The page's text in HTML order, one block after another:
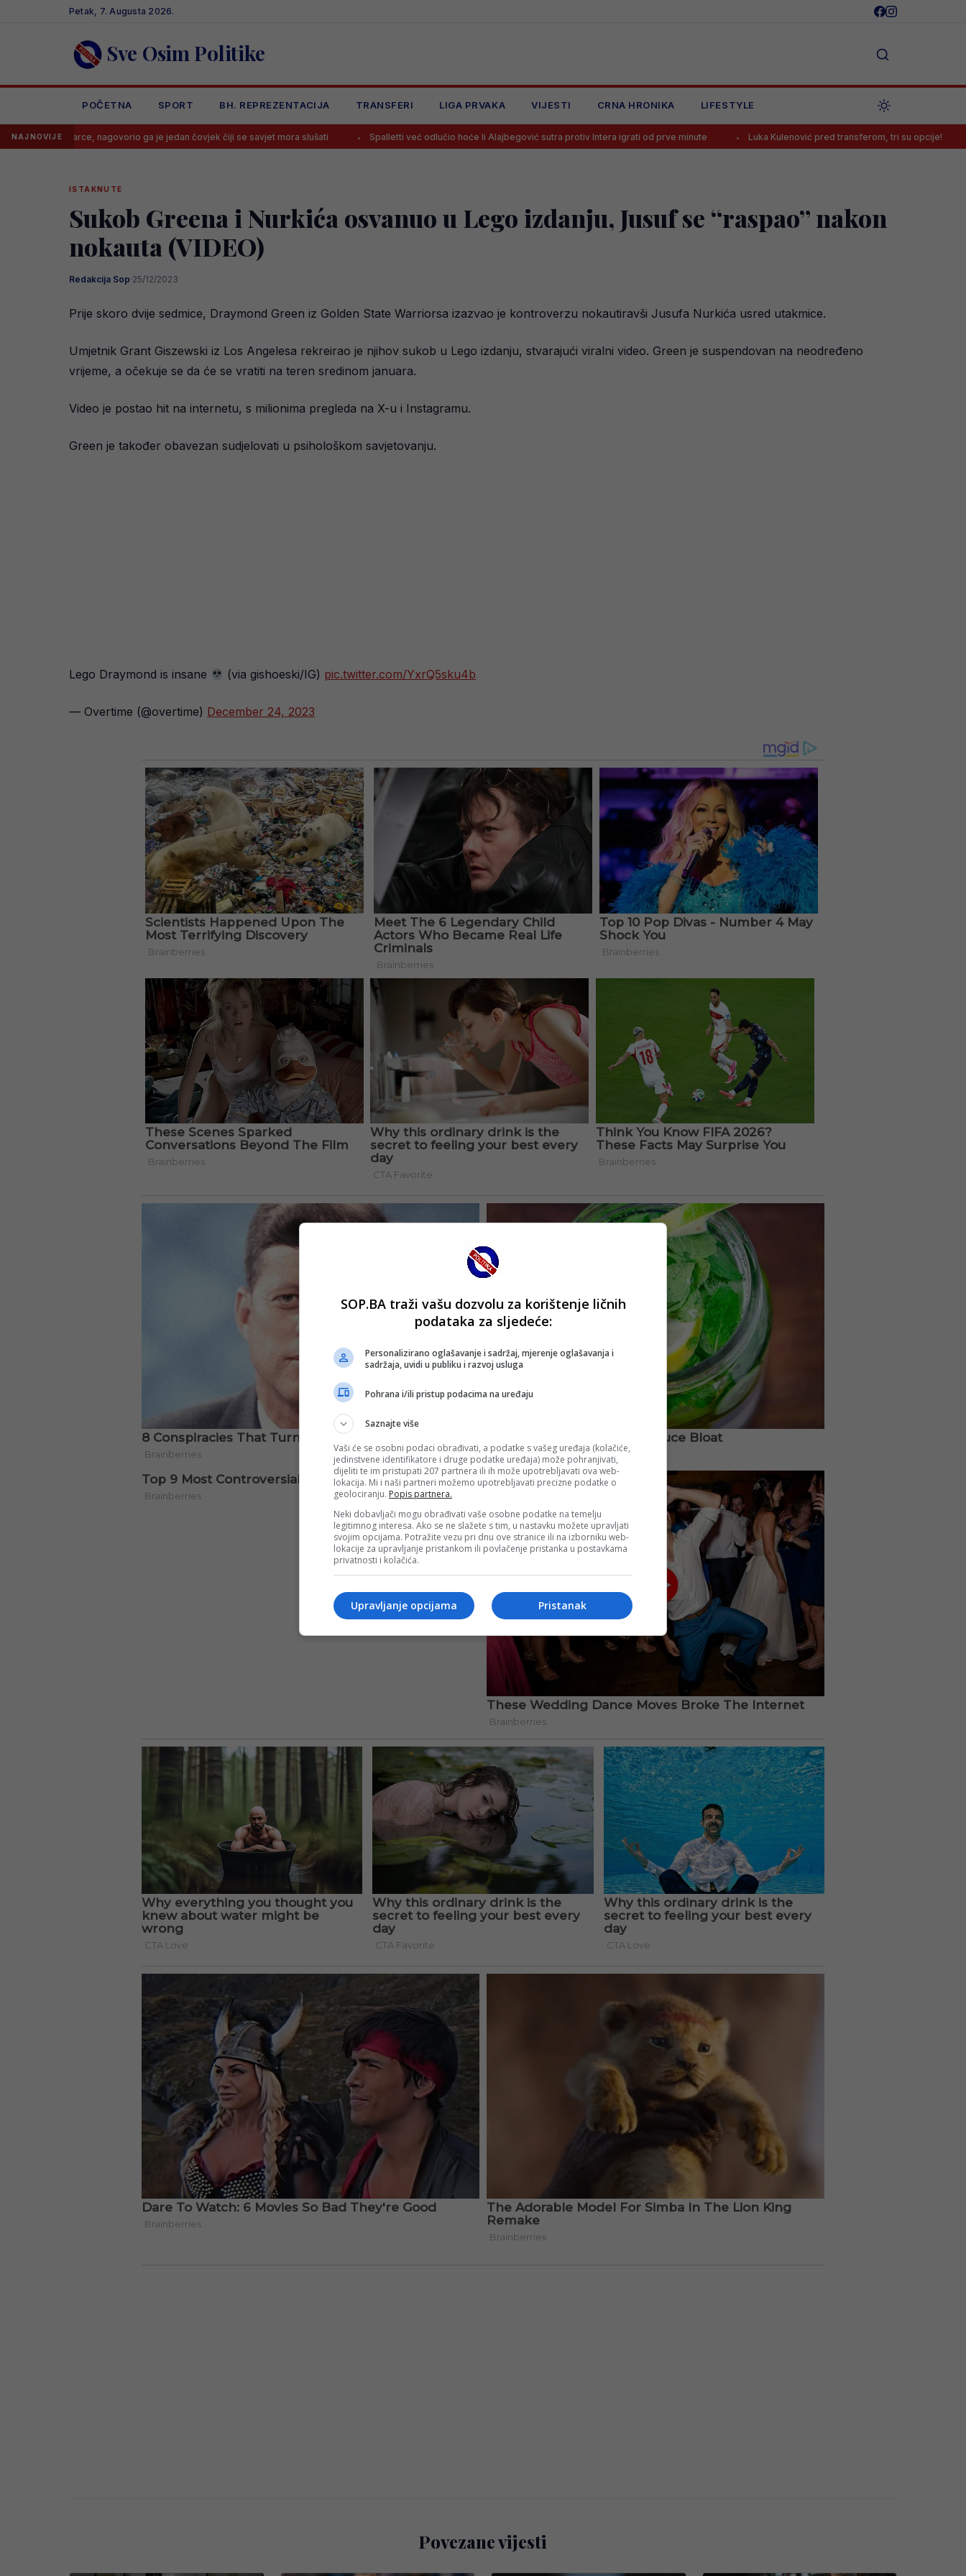
Petak, 7. Augusta 2026.
Sve Osim Politike
POČETNA SPORT BH. REPREZENTACIJA TRANSFERI LIGA PRVAKA VIJESTI CRNA HRONIKA LIFESTYLE
NAJNOVIJE
nagovorio ga je jedan čovjek čiji se savjet mora slušati Spalletti već odlučio hoće li Alajbegović sutra protiv Intera igrati od prve minute Luka Kulenović pred transferom, tri su opcije! Tabaković
ISTAKNUTE
Sukob Greena i Nurkića osvanuo u Lego izdanju, Jusuf se “raspao” nakon
nokauta (VIDEO)
Redakcija Sop·25/12/2023
Prije skoro dvije sedmice, Draymond Green iz Golden State Warriorsa izazvao je kontroverzu nokautiravši Jusufa Nurkića usred utakmice.
Umjetnik Grant Giszewski iz Los Angelesa rekreirao je njihov sukob u Lego izdanju, stvarajući viralni video. Green je suspendovan na neodređeno
vrijeme, a očekuje se da će se vratiti na teren sredinom januara.
Video je postao hit na internetu, s milionima pregleda na X-u i Instagramu.
Green je također obavezan sudjelovati u psihološkom savjetovanju.
Lego Draymond is insane (via gishoeski/IG) pic.twitter.com/YxrQ5sku4b
— Overtime (@overtime) December 24, 2023
Povezane vijesti
SOP.BA traži vašu dozvolu za korištenje ličnih
podataka za sljedeće:
Personalizirano oglašavanje i sadržaj, mjerenje oglašavanja i
sadržaja, uvidi u publiku i razvoj usluga
Pohrana i/ili pristup podacima na uređaju
Saznajte više
Vaši će se osobni podaci obrađivati, a podatke s vašeg uređaja (kolačiće,
jedinstvene identifikatore i druge podatke uređaja) može pohranjivati,
dijeliti te im pristupati 207 partnera ili ih može upotrebljavati ova web-
lokacija. Mi i naši partneri možemo upotrebljavati precizne podatke o
geolociranju. Popis partnera.
Neki dobavljači mogu obrađivati vaše osobne podatke na temelju
legitimnog interesa. Ako se ne slažete s tim, u nastavku možete upravljati
svojim opcijama. Potražite vezu pri dnu ove stranice ili na izborniku web-
lokacije za upravljanje pristankom ili povlačenje pristanka u postavkama
privatnosti i kolačića.
Pristanak
Upravljanje opcijama